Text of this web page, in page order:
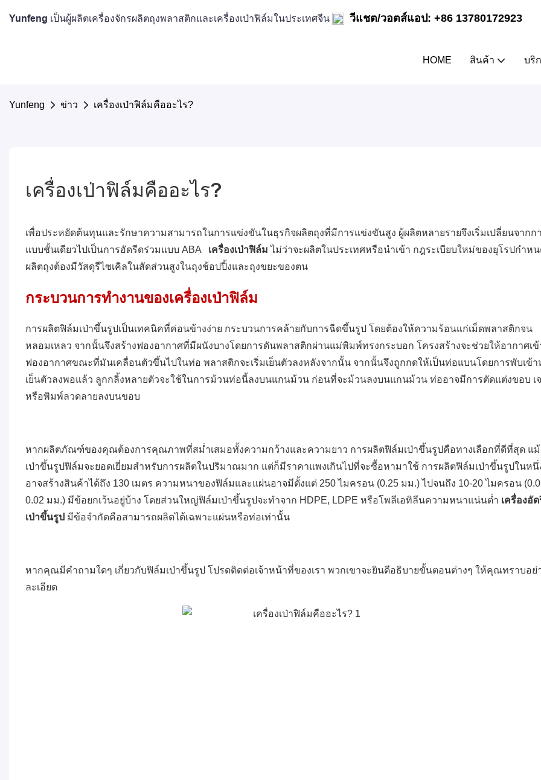
Yunfeng เป็นผู้ผลิตเครื่องจักรผลิตถุงพลาสติกและเครื่องเป่าฟิล์มในประเทศจีน วีแชต/วอตส์แอป: +86 13780172923
HOME สินค้า บริ
Yunfeng ข่าว เครื่องเป่าฟิล์มคืออะไร?
เครื่องเป่าฟิล์มคืออะไร?
เพื่อประหยัดต้นทุนและรักษาความสามารถในการแข่งขันในธุรกิจผลิตถุงที่มีการแข่งขันสูง ผู้ผลิตหลายรายจึงเริ่มเปลี่ยนจากก
แบบชั้นเดียวไปเป็นการอัดรีดร่วมแบบ ABA
เครื่องเป่าฟิล์ม ไม่ว่าจะผลิตในประเทศหรือนำเข้า กฎระเบียบใหม่ของยุโรปกำห
ผลิตถุงต้องมีวัสดุรีไซเคิลในสัดส่วนสูงในถุงช้อปปิ้งและถุงขยะของตน
กระบวนการทำงานของเครื่องเป่าฟิล์ม
การผลิตฟิล์มเป่าขึ้นรูปเป็นเทคนิคที่ค่อนข้างง่าย กระบวนการคล้ายกับการฉีดขึ้นรูป โดยต้องให้ความร้อนแก่เม็ดพลาสติกจน
หลอมเหลว จากนั้นจึงสร้างฟองอากาศที่มีผนังบางโดยการดันพลาสติกผ่านแม่พิมพ์ทรงกระบอก โครงสร้างจะช่วยให้อากาศเข้
ฟองอากาศขณะที่มันเคลื่อนตัวขึ้นไปในท่อ พลาสติกจะเริ่มเย็นตัวลงหลังจากนั้น จากนั้นจึงถูกกดให้เป็นท่อแบนโดยการพับเข้า
เย็นตัวลงพอแล้ว ลูกกลิ้งหลายตัวจะใช้ในการม้วนท่อนี้ลงบนแกนม้วน ก่อนที่จะม้วนลงบนแกนม้วน ท่ออาจมีการตัดแต่งขอบ เจ
หรือพิมพ์ลวดลายลงบนขอบ
หากผลิตภัณฑ์ของคุณต้องการคุณภาพที่สม่ำเสมอทั้งความกว้างและความยาว การผลิตฟิล์มเป่าขึ้นรูปคือทางเลือกที่ดีที่สุด แม้
เป่าขึ้นรูปฟิล์มจะยอดเยี่ยมสำหรับการผลิตในปริมาณมาก แต่ก็มีราคาแพงเกินไปที่จะซื้อหามาใช้ การผลิตฟิล์มเป่าขึ้นรูปในหนึ่
อาจสร้างสินค้าได้ถึง 130 เมตร ความหนาของฟิล์มและแผ่นอาจมีตั้งแต่ 250 ไมครอน (0.25 มม.) ไปจนถึง 10-20 ไมครอน
0.02 มม.) มีข้อยกเว้นอยู่บ้าง โดยส่วนใหญ่ฟิล์มเป่าขึ้นรูปจะทำจาก HDPE, LDPE หรือโพลีเอทิลีนความหนาแน่นต่ำ เครื่องอั
เป่าขึ้นรูป มีข้อจำกัดคือสามารถผลิตได้เฉพาะแผ่นหรือท่อเท่านั้น
หากคุณมีคำถามใดๆ เกี่ยวกับฟิล์มเป่าขึ้นรูป โปรดติดต่อเจ้าหน้าที่ของเรา พวกเขาจะยินดีอธิบายขั้นตอนต่างๆ ให้คุณทราบอย่
ละเอียด